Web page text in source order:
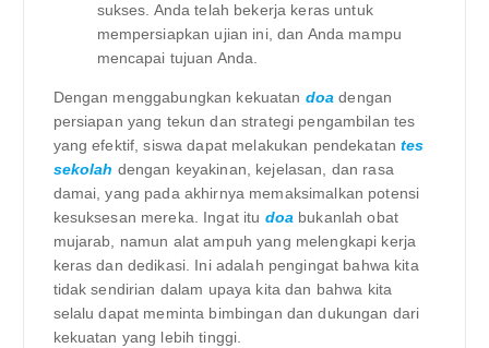
sukses. Anda telah bekerja keras untuk
mempersiapkan ujian ini, dan Anda mampu
mencapai tujuan Anda.
Dengan menggabungkan kekuatan doa dengan
persiapan yang tekun dan strategi pengambilan tes
yang efektif, siswa dapat melakukan pendekatantes
sekolah dengan keyakinan, kejelasan, dan rasa
damai, yang pada akhirnya memaksimalkan potensi
kesuksesan mereka. Ingat itu doa bukanlah obat
mujarab, namun alat ampuh yang melengkapi kerja
keras dan dedikasi. Ini adalah pengingat bahwa kita
tidak sendirian dalam upaya kita dan bahwa kita
selalu dapat meminta bimbingan dan dukungan dari
kekuatan yang lebih tinggi.